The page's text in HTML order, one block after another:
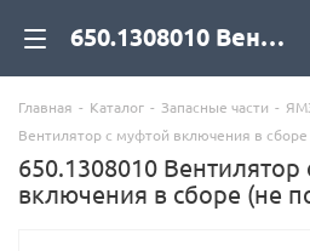
650.1308010 Вентилятор с муфтой включения в сборе (не пост.) для дизельных двигателей купить со склада с доставкой по цене официального дилера - компания Дизель Экспорт
Главная - Каталог - Запасные части -
Вентилятор с муфтой включения в сборе
650.1308010
включения в сборе (не